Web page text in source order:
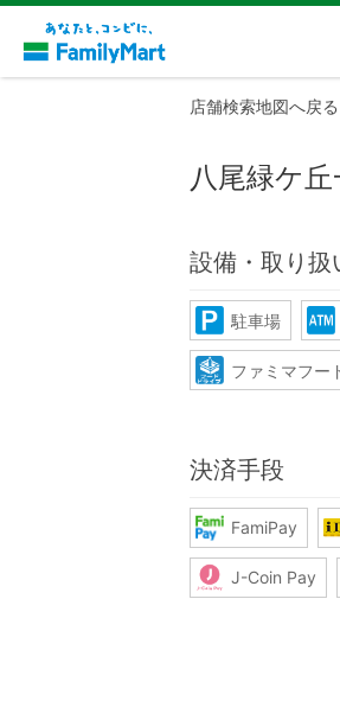
店舗検索地図へ戻る
八尾緑ケ
設備・取り扱
駐車場
ファミマフー
決済手段
FamiPay
J-Coin Pay